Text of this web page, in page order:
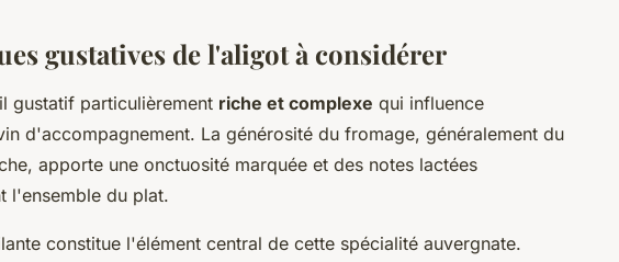
gustatives de l'aligot à considérer
gustatif particulièrement riche et complexe qui influence
d'accompagnement. La générosité du fromage, généralement du
apporte une onctuosité marquée et des notes lactées
l'ensemble du plat.
constitue l'élément central de cette spécialité auvergnate.